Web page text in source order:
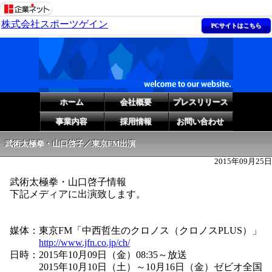
株式会社スポーツゲイン PCサイトはこちら
ホーム 会社概要 プレスリリース
事業内容 採用情報 お問い合わせ
武術太極拳・山口啓子／東京FM出演
2015年09月25日
武術太極拳・山口啓子情報
下記メディアに出演致します。
媒体：東京FM「中西哲生のクロノス（クロノスPLUS）」
http://www.jfn.co.jp/ch/
日時：2015年10月09日（金）08:35～放送
2015年10月10日（土）～10月16日（金）ゼビオ全国